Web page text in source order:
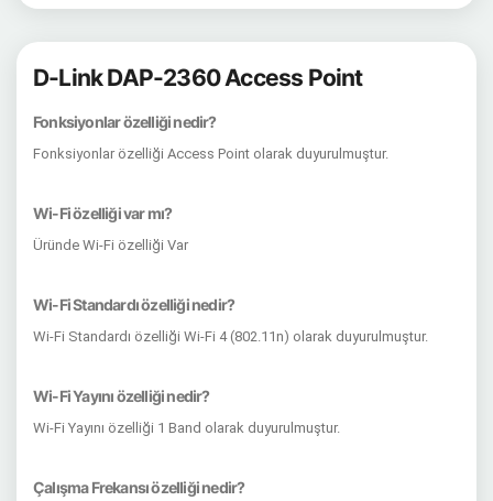
D-Link DAP-2360 Access Point
Fonksiyonlar özelliği nedir?
Fonksiyonlar özelliği Access Point olarak duyurulmuştur.
Wi-Fi özelliği var mı?
Üründe Wi-Fi özelliği Var
Wi-Fi Standardı özelliği nedir?
Wi-Fi Standardı özelliği Wi-Fi 4 (802.11n) olarak duyurulmuştur.
Wi-Fi Yayını özelliği nedir?
Wi-Fi Yayını özelliği 1 Band olarak duyurulmuştur.
Çalışma Frekansı özelliği nedir?